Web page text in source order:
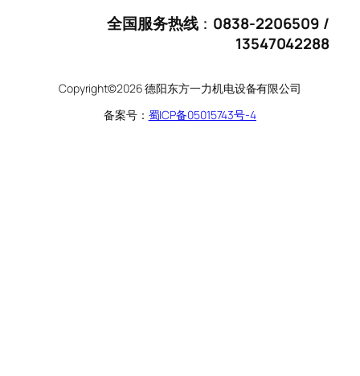
全国服务热线： 0838-2206509 /
13547042288
Copyright©2026 德阳东方一力机电设备有限公司
备案号： 蜀ICP备05015743号-4